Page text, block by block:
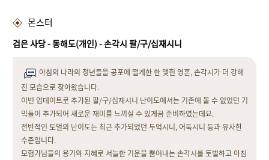
몬스터
검은 사당 - 동해도(개인) - 손각시 팔/구/십재시니
아침의 나라의 청년들을 공포에 떨게한 한 맺힌 영혼, 손각시가 더 강해
진 모습으로 찾아왔습니다.
이번 업데이트로 추가된 팔/구/십재시니 난이도에서는 기존에 볼 수 없었던 기
믹들이 추가되어 새로운 재미를 느끼실 수 있게끔 준비하였는데요.
전반적인 토벌의 난이도는 최근 추가되었던 두억시니, 어둑시니 등과 유사한
수준입니다.
모험가님들의 용기와 지혜로 서늘한 기운을 뿜어내는 손각시를 토벌하고 아침